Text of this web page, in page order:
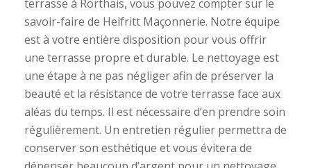
terrasse à Rorthais, vous pouvez compter sur le
savoir-faire de Helfritt Maçonnerie. Notre équipe
est à votre entière disposition pour vous offrir
une terrasse propre et durable. Le nettoyage est
une étape à ne pas négliger afin de préserver la
beauté et la résistance de votre terrasse face aux
aléas du temps. Il est nécessaire d’en prendre soin
régulièrement. Un entretien régulier permettra de
conserver son esthétique et vous évitera de